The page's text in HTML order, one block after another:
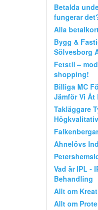
Betalda
fungerar
Alla
Bygg &
Sölvesborg
Fetstil –
shopping!
Billiga MC
Jämför Vi Åt
Takläggare
Ahnelövs
Vad är IPL -
Behandling
Allt om
Allt om